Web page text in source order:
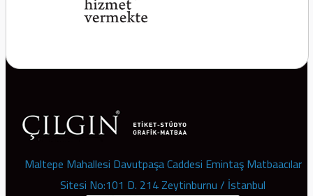
Maltepe Mahallesi Davutpaşa Caddesi Emintaş Matbaacılar
Sitesi No:101 D. 214 Zeytinburnu / İstanbul